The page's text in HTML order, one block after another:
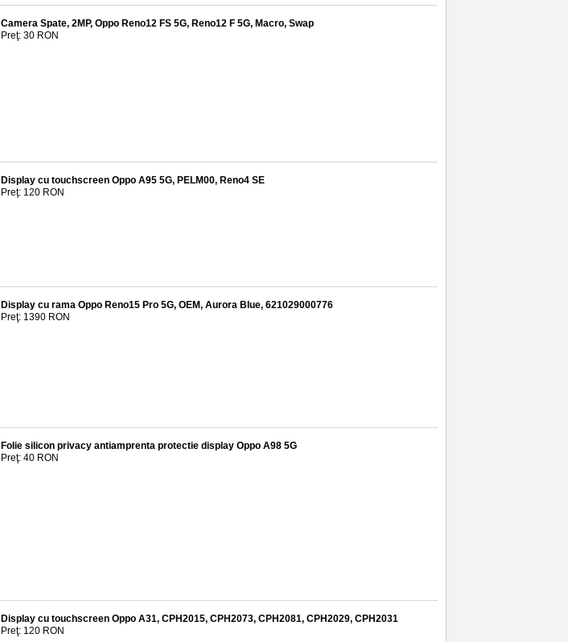
Camera Spate, 2MP, Oppo Reno12 FS 5G, Reno12 F 5G, Macro, Swap
Preţ: 30 RON
Display cu touchscreen Oppo A95 5G, PELM00, Reno4 SE
Preţ: 120 RON
Display cu rama Oppo Reno15 Pro 5G, OEM, Aurora Blue, 621029000776
Preţ: 1390 RON
Folie silicon privacy antiamprenta protectie display Oppo A98 5G
Preţ: 40 RON
Display cu touchscreen Oppo A31, CPH2015, CPH2073, CPH2081, CPH2029, CPH2031
Preţ: 120 RON